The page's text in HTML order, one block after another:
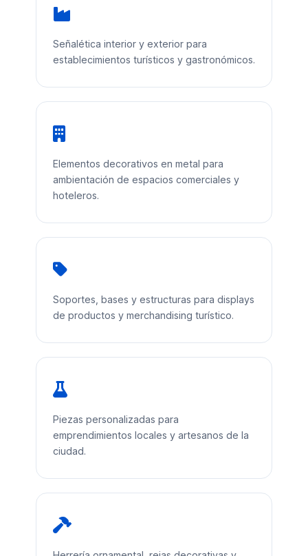
Señalética interior y exterior para
establecimientos turísticos y gastronómicos.
Elementos decorativos en metal para
ambientación de espacios comerciales y
hoteleros.
Soportes, bases y estructuras para displays
de productos y merchandising turístico.
Piezas personalizadas para
emprendimientos locales y artesanos de la
ciudad.